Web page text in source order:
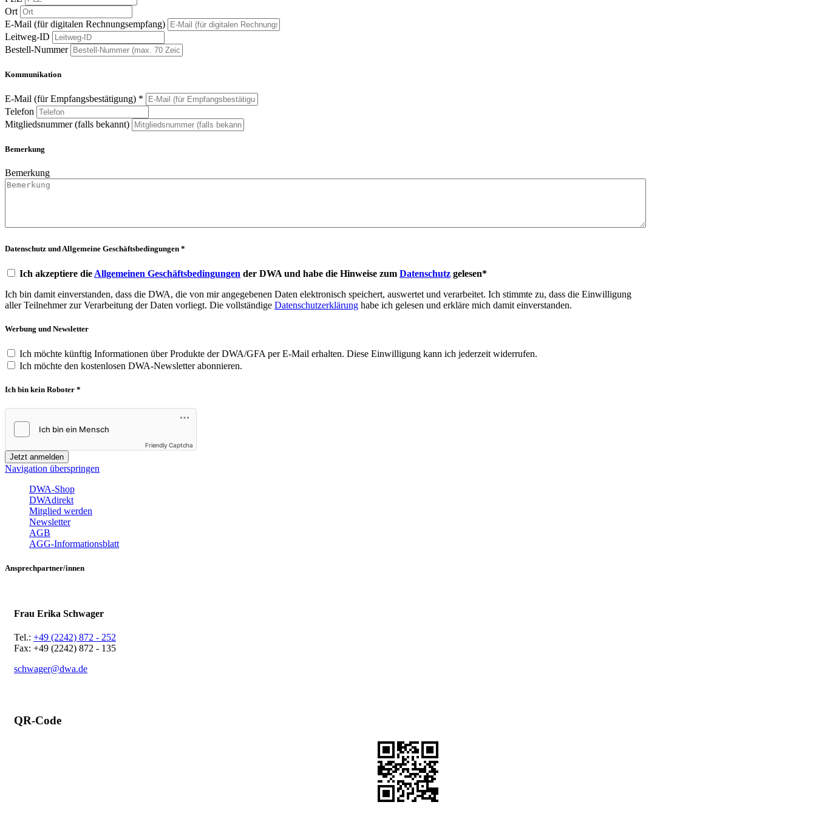
Ort
E-Mail (für digitalen Rechnungsempfang)
Leitweg-ID
Bestell-Nummer
Kommunikation
E-Mail (für Empfangsbestätigung) *
Telefon
Mitgliedsnummer (falls bekannt)
Bemerkung
Bemerkung
Datenschutz und Allgemeine Geschäftsbedingungen *
Ich akzeptiere die Allgemeinen Geschäftsbedingungen der DWA und habe die Hinweise zum Datenschutz gelesen*
Ich bin damit einverstanden, dass die DWA, die von mir angegebenen Daten elektronisch speichert, auswertet und verarbeitet. Ich stimmte zu, dass die Einwilligung
aller Teilnehmer zur Verarbeitung der Daten vorliegt. Die vollständige Datenschutzerklärung habe ich gelesen und erkläre mich damit einverstanden.
Werbung und Newsletter
Ich möchte künftig Informationen über Produkte der DWA/GFA per E-Mail erhalten. Diese Einwilligung kann ich jederzeit widerrufen.
Ich möchte den kostenlosen DWA-Newsletter abonnieren.
Ich bin kein Roboter *
Friendly Captcha
Jetzt anmelden
Navigation überspringen
DWA-Shop
DWAdirekt
Mitglied werden
Newsletter
AGB
AGG-Informationsblatt
Ansprechpartner/innen
Frau Erika Schwager
Tel.: +49 (2242) 872 - 252
Fax: +49 (2242) 872 - 135
schwager@dwa.de
QR-Code